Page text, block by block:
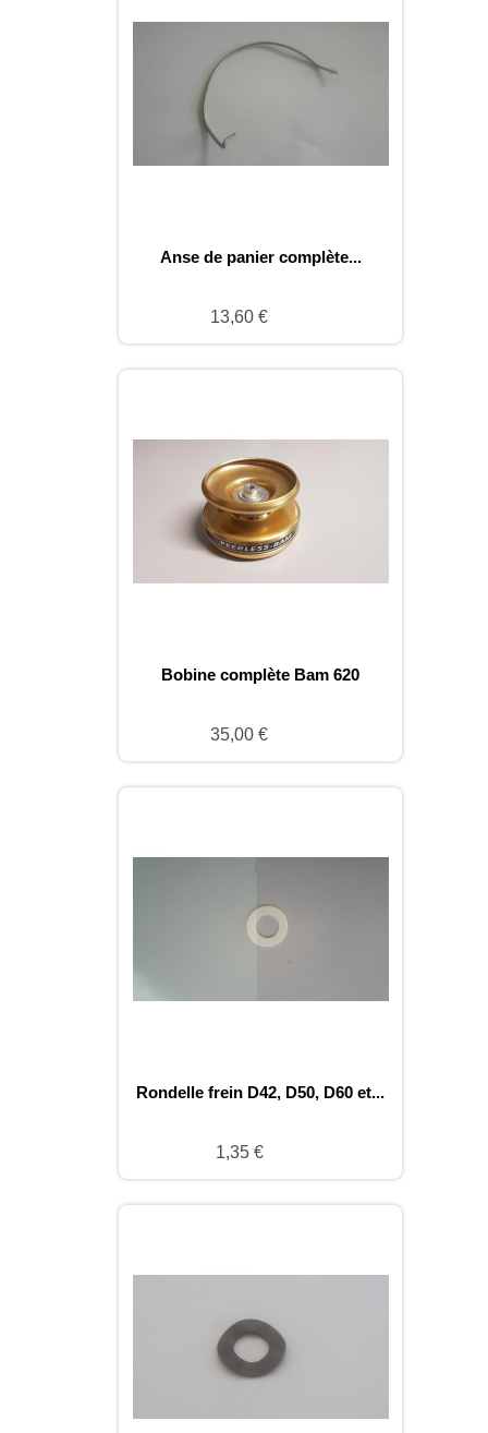
Anse de panier complète...
13,60 €
Bobine complète Bam 620
35,00 €
Rondelle frein D42, D50, D60 et...
1,35 €